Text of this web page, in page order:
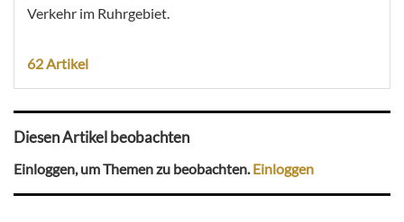
Verkehr im Ruhrgebiet.
62 Artikel
Diesen Artikel beobachten
Einloggen, um Themen zu beobachten.Einloggen